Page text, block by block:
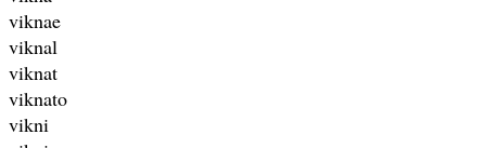
viknae
viknal
viknat
viknato
vikni